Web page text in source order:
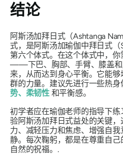
结论
阿斯汤加拜日式（Ashtanga
式，是阿斯汤加瑜伽中拜日式（
第六个体式。在这个体式中，
——下巴、胸部、手臂、膝盖
来，从而达到身心平衡。它能
群的力量。建议先进行一些热
势、柔韧性和平衡感。
初学者应在瑜伽老师的指导下
验阿斯汤加拜日式益处的关键
力、减轻压力和焦虑、增强自
静。每次鞠躬，都是在尊重自
自然的祝福。.